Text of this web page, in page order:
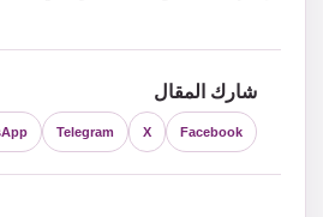
شارك المقال
Facebook
X
Telegram